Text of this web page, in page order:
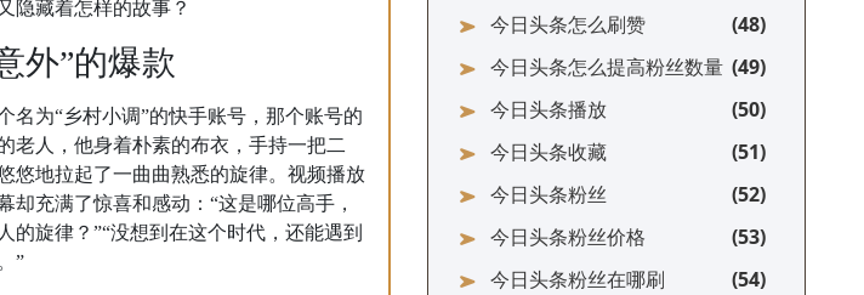
隐藏着怎样的故事？
外”的爆款
名为“乡村小调”的快手账号，那个账号的
老人，他身着朴素的布衣，手持一把二
悠地拉起了一曲曲熟悉的旋律。视频播放
却充满了惊喜和感动：“这是哪位高手，
的旋律？”“没想到在这个时代，还能遇到
”
今日头条怎么刷赞
今日头条怎么提高粉丝数量
今日头条播放
今日头条收藏
今日头条粉丝
今日头条粉丝价格
今日头条粉丝在哪刷